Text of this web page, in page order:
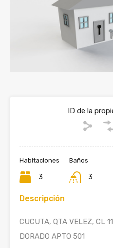
ID de la
Habitaciones
3
Baños
3
Descripción
CUCUTA, QTA VELEZ, CL
DORADO APTO 501